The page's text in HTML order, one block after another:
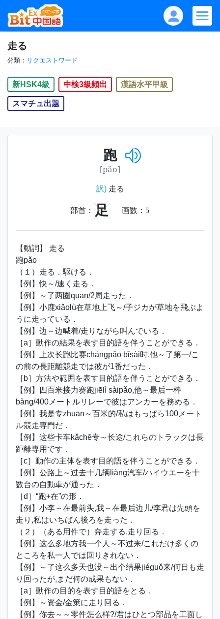
走る
分類： リクエストワード
新HSK4級 中検3級頻出 漢語水平甲級
スマチュ出題
跑
[pǎo]
訳)走る
部首： 足 画数： 5
【動詞】 走る
跑pǎo
（１）走る．駆ける．
【例】快～/速く走る．
【例】～了两圈quān/2周走った．
【例】小鹿xiǎolù在草地上飞～/子ジカが草地を飛ぶよ
うに走っている．
【例】边～边喊着/走りながら叫んでいる．
［a］動作の結果を表す目的語を伴うことができる．
【例】上次长跑比赛chángpǎo bǐsài时,他～了第一/こ
の前の長距離競走では彼が1番だった．
［b］方法や範囲を表す目的語を伴うことができる．
【例】四百米接力赛跑jiēlì sàipǎo,他～最后一棒
bàng/400メートルリレーで彼はアンカーを務める．
【例】我是专zhuān～百米的/私はもっぱら100メート
ル競走専門だ．
【例】这些卡车kǎchē专～长途/これらのトラックは長
距離専用です．
［c］動作の主体を表す目的語を伴うことができる．
【例】公路上～过去十几辆liàng汽车/ハイウエーを十
数台の自動車が通った．
［d］“跑+在”の形．
【例】小李～在最前头,我～在最后边儿/李君は先頭を
走り,私はいちばん後ろを走った．
（２）（ある用件で）奔走する,走り回る．
【例】这么多地方我一个人～不过来/これだけ多くの
ところを私一人では回りきれない．
【例】～了这么多天也没～出个结果jiéguǒ来/何日も走
り回ったが,まだ何の成果もない．
［a］動作の目的を表す目的語をとる．
【例】～资金/金策に走り回る．
【例】你去～～零件怎么样?/君はひとつ部品を工面し